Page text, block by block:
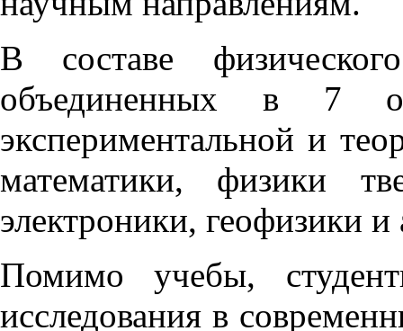
В составе
объединенных в 7
экспериментальной и
математики, физики
электроники, геофизики
Помимо учебы,
исследования в